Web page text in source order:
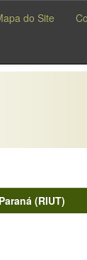
do Site
(RIUT)